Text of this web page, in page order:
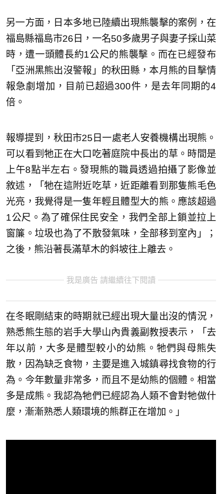
另一方面，日本多地已陸續出現熊襲擊的案例，在
福島縣福島市26日，一名50多歲男子與妻子採山菜
時，遭一頭體長約1公尺的熊襲擊。而在已經發布
「亞洲黑熊出沒警報」的秋田縣，本月熊的目擊情
報急劇增加，目前已超過300件，是去年同期的4
倍。
報導提到，秋田市25日一處老人安養機構出現熊。
可以看到牠正在大口吃著庭院中長出的草。時間是
上午8點半左右。發現熊的職員透過拍攝了影像並
敘述，「牠在這附近吃草，近距離看到那隻熊毛色
光亮，我覺得是一隻年輕且體型大的熊。應該超過
1公尺。為了確保住民安全，我們全部上鎖並拉上
窗簾。垃圾也為了不散發氣味，全部移到室內」；
之後，熊沿著長滿草木的斜坡往上離去。
我是廣告 請繼續往下閱讀
在冬眠剛結束的時期就已經出現大量出沒的情況，
熟悉熊生態的岩手大學山內貴義副教授表示，「去
年以前，大多是體型較小的幼熊。牠們與母熊失
散，因為缺乏食物，主要是進入城鎮尋找食物的行
為。今年數量非常多，而且不是幼熊的個體。相當
多是成熊。我認為牠們已經認為人類不會對牠做什
麼，漸漸熟悉人類環境的熊群正在增加。」